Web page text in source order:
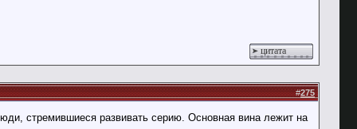
цитата
#275
стремившиеся развивать серию. Основная вина лежит на